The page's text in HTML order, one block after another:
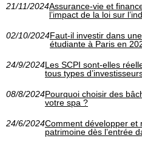
21/11/2024Assurance-vie et
l’impact de la loi sur
02/10/2024Faut-il investir dans
étudiante à Paris en
24/9/2024Les SCPI sont-elles
tous types
08/8/2024Pourquoi choisir des
votre spa ?
24/6/2024Comment développer et
patrimoine dès l’entrée